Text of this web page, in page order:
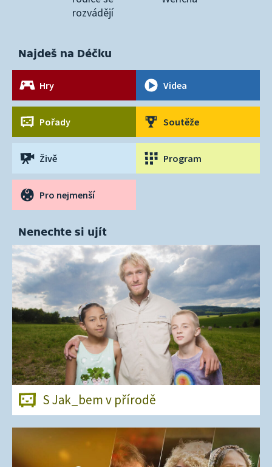
rozvádějí
Najdeš na Déčku
Hry Videa
Pořady Soutěže
Živě Program
Pro nejmenší
Nenechte si ujít
S Jak_bem v přírodě